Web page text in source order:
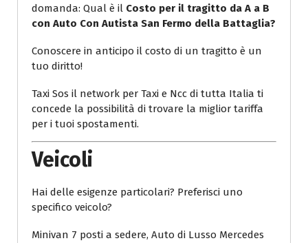
domanda: Qual è il Costo per il tragitto da A a B
con Auto Con Autista San Fermo della Battaglia?
Conoscere in anticipo il costo di un tragitto è un
tuo diritto!
Taxi Sos il network per Taxi e Ncc di tutta Italia ti
concede la possibilità di trovare la miglior tariffa
per i tuoi spostamenti.
Veicoli
Hai delle esigenze particolari? Preferisci uno
specifico veicolo?
Minivan 7 posti a sedere, Auto di Lusso Mercedes